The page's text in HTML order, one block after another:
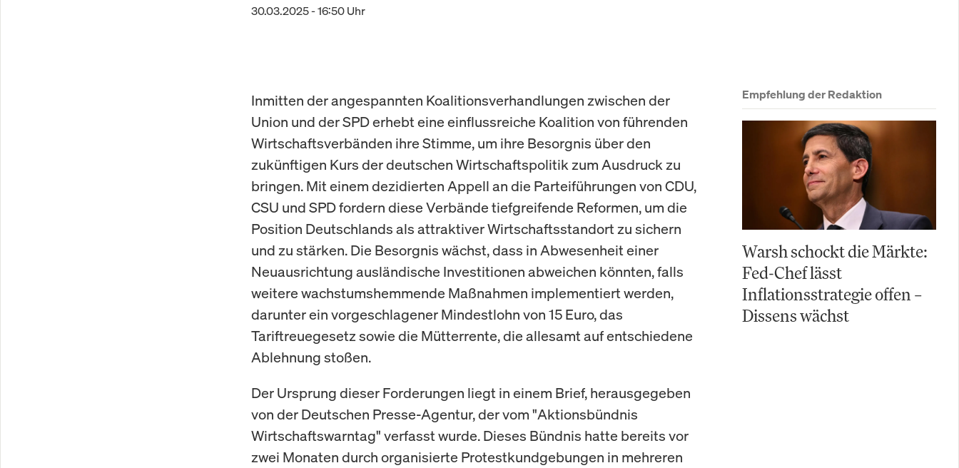
30.03.2025 - 16:50 Uhr
Inmitten der angespannten Koalitionsverhandlungen zwischen der
Union und der SPD erhebt eine einflussreiche Koalition von führenden
Wirtschaftsverbänden ihre Stimme, um ihre Besorgnis über den
zukünftigen Kurs der deutschen Wirtschaftspolitik zum Ausdruck zu
bringen. Mit einem dezidierten Appell an die Parteiführungen von CDU,
CSU und SPD fordern diese Verbände tiefgreifende Reformen, um die
Position Deutschlands als attraktiver Wirtschaftsstandort zu sichern
und zu stärken. Die Besorgnis wächst, dass in Abwesenheit einer
Neuausrichtung ausländische Investitionen abweichen könnten, falls
weitere wachstumshemmende Maßnahmen implementiert werden,
darunter ein vorgeschlagener Mindestlohn von 15 Euro, das
Tariftreuegesetz sowie die Mütterrente, die allesamt auf entschiedene
Ablehnung stoßen.
Der Ursprung dieser Forderungen liegt in einem Brief, herausgegeben
von der Deutschen Presse-Agentur, der vom "Aktionsbündnis
Wirtschaftswarntag" verfasst wurde. Dieses Bündnis hatte bereits vor
zwei Monaten durch organisierte Protestkundgebungen in mehreren
Empfehlung der Redaktion
Warsh schockt die Märkte:
Fed-Chef lässt
Inflationsstrategie offen –
Dissens wächst